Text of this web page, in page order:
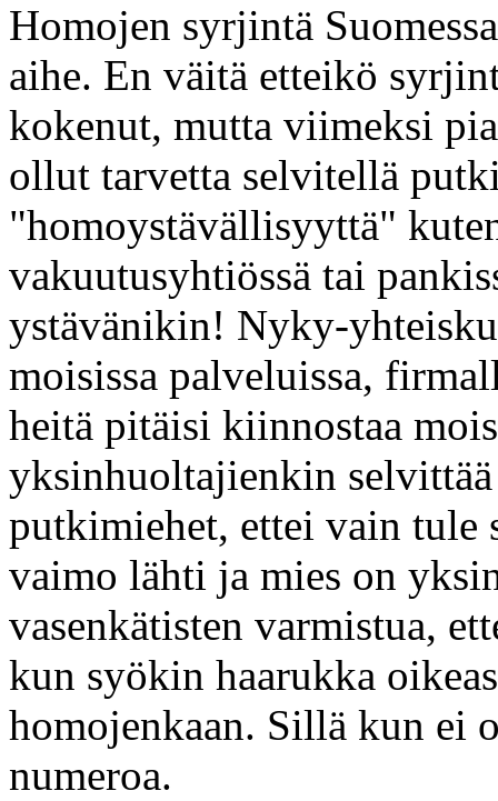
Homojen syrjintä
aihe. En väitä etteikö
kokenut, mutta viimeksi
ollut tarvetta selvitellä
"homoystävällisyyttä"
vakuutusyhtiössä tai
ystävänikin! Nyky-
moisissa palveluissa,
heitä pitäisi kiinnostaa
yksinhuoltajienkin
putkimiehet, ettei vain tule
vaimo lähti ja mies on
vasenkätisten varmistua,
kun syökin haarukka
homojenkaan. Sillä kun ei
numeroa.